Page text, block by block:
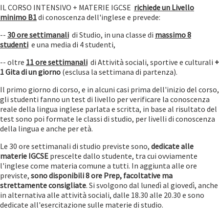
IL CORSO INTENSIVO + MATERIE IGCSE richiede un Livello
minimo B1di conoscenza dell'inglese e prevede:
-- 30 ore settimanali di Studio, in una classe di massimo 8
studenti e una media di 4 studenti,
-- oltre 11 ore settimanali di Attività sociali, sportive e culturali +
1 Gita di un giorno (esclusa la settimana di partenza).
Il primo giorno di corso, e in alcuni casi prima dell'inizio del corso,
gli studenti fanno un test di livello per verificare la conoscenza
reale della lingua inglese parlata e scritta, in base al risultato del
test sono poi formate le classi di studio, per livelli di conoscenza
della lingua e anche per età.
Le 30 ore settimanali di studio previste sono, dedicate alle
materie IGCSE prescelte dallo studente, tra cui ovviamente
l'inglese come materia comune a tutti. In aggiunta alle ore
previste, sono disponibili 8 ore Prep, facoltative ma
strettamente consigliate. Si svolgono dal lunedì al giovedì, anche
in alternativa alle attività sociali, dalle 18.30 alle 20.30 e sono
dedicate all'esercitazione sulle materie di studio.